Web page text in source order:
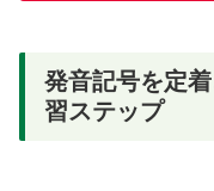
発音記号を定
習ステップ